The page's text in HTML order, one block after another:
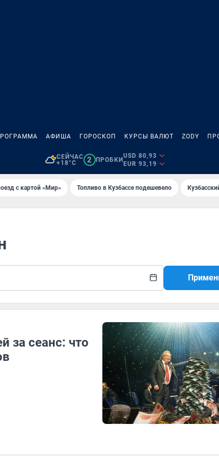
АФИША ГОРОСКОП КУРСЫ ВАЛЮТ ZODY
СЕЙЧАС
+18°C
2 ПРОБКИ
USD 80,93
EUR 93,19
с картой «Мир» Топливо в Кузбассе подешевело
за сеанс: что